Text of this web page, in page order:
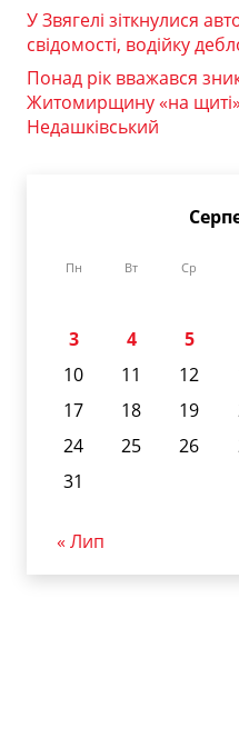
У Звягелі зіткнулися
свідомості, водійку
Понад рік вважався
Житомирщину «на щиті»
Недашківський
Пн Вт Ср
3
4 5
10
11 12
17
18 19
24
25 26
31
« Лип